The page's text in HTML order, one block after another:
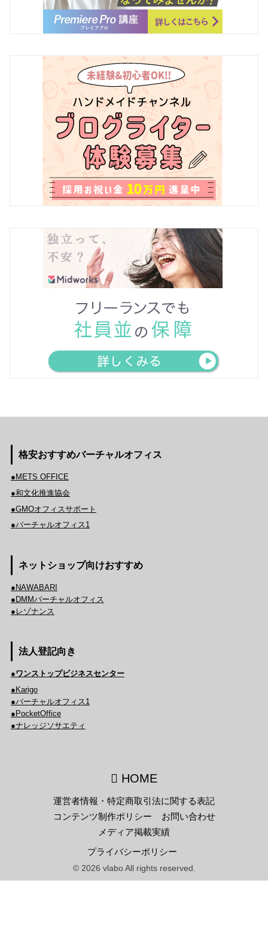
格安おすすめバーチャルオフィス
●METS OFFICE
●和文化推進協会
●GMOオフィスサポート
●バーチャルオフィス1
ネットショップ向けおすすめ
●NAWABARI
●DMMバーチャルオフィス
●レゾナンス
法人登記向き
●ワンストップビジネスセンター
●Karigo
●バーチャルオフィス1
●PocketOffice
●ナレッジソサエティ
HOME
運営者情報・特定商取引法に関する表記
コンテンツ制作ポリシー
お問い合わせ
メディア掲載実績
プライバシーポリシー
© 2026 vlabo All rights reserved.